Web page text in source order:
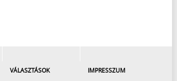
VÁLASZTÁSOK IMPRESSZUM